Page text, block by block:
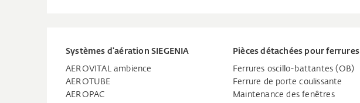
Systèmes d'aération SIEGENIA
AEROVITAL ambience
AEROTUBE
AEROPAC
Pièces détachées pour ferrures
Ferrures oscillo-battantes (OB)
Ferrure de porte coulissante
Maintenance des fenêtres